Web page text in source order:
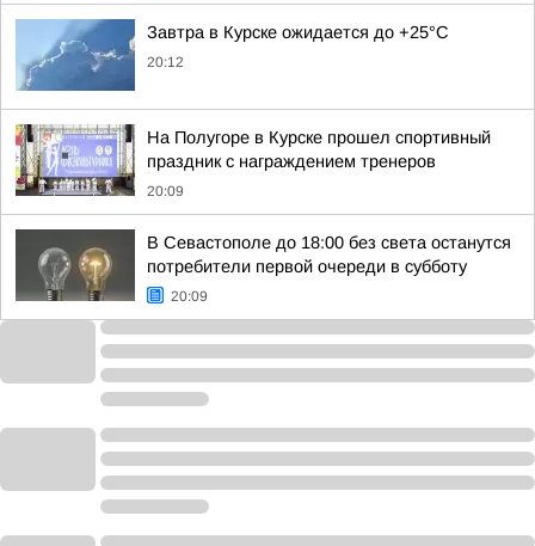
Завтра в Курске ожидается до +25°C
20:12
На Полугоре в Курске прошел спортивный
праздник с награждением тренеров
20:09
В Севастополе до 18:00 без света останутся
потребители первой очереди в субботу
20:09